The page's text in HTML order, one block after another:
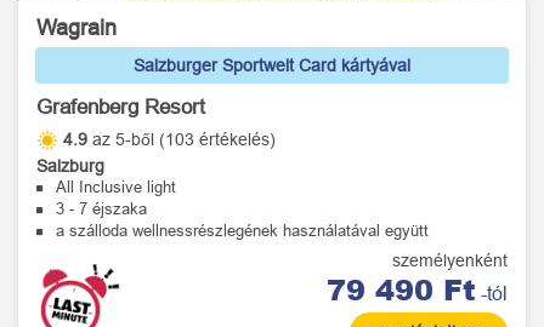
Wagrain
Salzburger Sportwelt Card kártyával
Grafenberg Resort
4.9 az 5-ből (103 értékelés)
Salzburg
All Inclusive light
3 - 7 éjszaka
a szálloda wellnessrészlegének használatával együtt
személyenként
79 490 Ft -tól